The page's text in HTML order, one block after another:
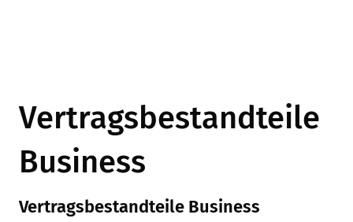
Vertragsbestandteile
Business
Vertragsbestandteile Business